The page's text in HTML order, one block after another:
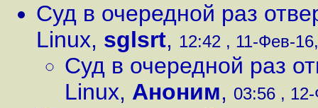
Суд в очередной раз
Linux, sglsrt, 12:42 , 11-Фев-
Суд в очередной раз
Linux, Аноним, 03:56 ,